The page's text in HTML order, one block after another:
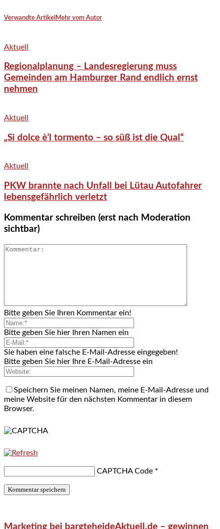
Verwandte Artikel Mehr vom Autor
Aktuell
Regionalplanung – Landesregierung muss
Gemeinden am Hamburger Rand endlich ernst
nehmen
Aktuell
„Si dolce è’l tormento – so süß ist die Qual“
Aktuell
PKW brannte nach Unfall bei Lütau Autofahrer
lebensgefährlich verletzt
Kommentar schreiben (erst nach Moderation
sichtbar)
Bitte geben Sie Ihren Kommentar ein!
Bitte geben Sie hier Ihren Namen ein
Sie haben eine falsche E-Mail-Adresse eingegeben!
Bitte geben Sie hier Ihre E-Mail-Adresse ein
Speichern Sie meinen Namen, meine E-Mail-Adresse und
meine Website für den nächsten Kommentar in diesem
Browser.
CAPTCHA Code *
Marketing bei bargteheideAktuell.de – gewinnen